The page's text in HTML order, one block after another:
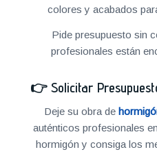
colores y acabados
Pide presupuesto sin
profesionales están
👉 Solicitar
Deje su obra de
auténticos profesionales
hormigón y consiga los